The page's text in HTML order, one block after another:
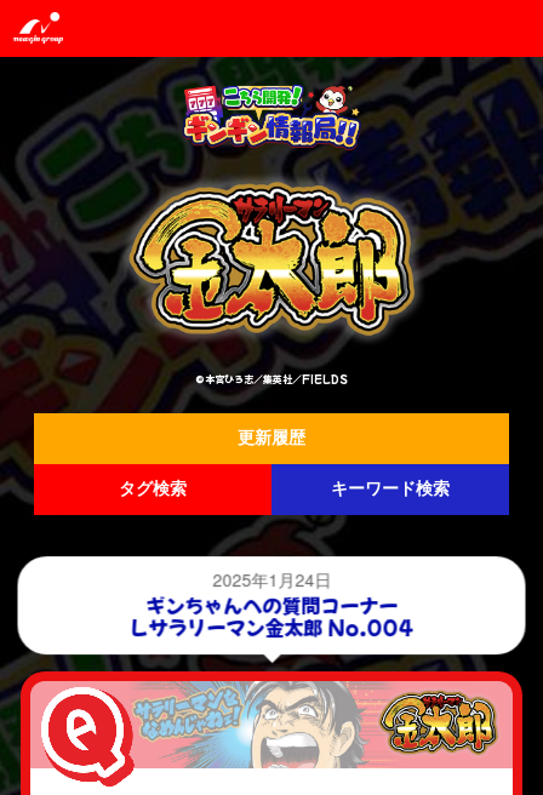
©本宮ひろ志／集英社／FIELDS
更新履歴
タグ検索 キーワード検索
2025年1月24日
ギンちゃんへの質問コーナー
Ｌサラリーマン金太郎 No.004